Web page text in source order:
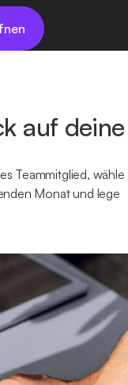
auf deine
Teammitglied, wähle
Monat und lege